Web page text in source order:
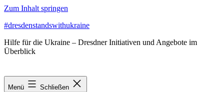
Zum Inhalt springen
#dresdenstandswithukraine
Hilfe für die Ukraine – Dresdner Initiativen und Angebote im
Überblick
Menü Schließen